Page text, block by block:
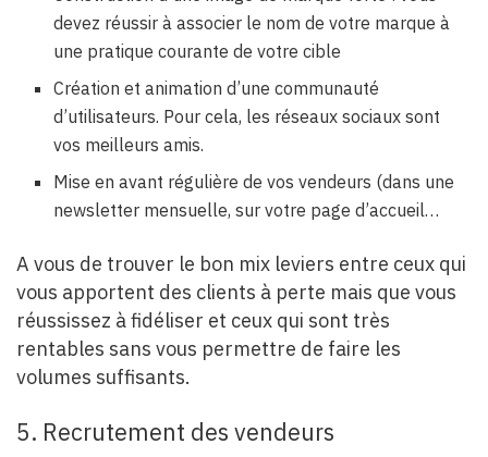
devez réussir à associer le nom de votre marque à
une pratique courante de votre cible
Création et animation d’une communauté
d’utilisateurs. Pour cela, les réseaux sociaux sont
vos meilleurs amis.
Mise en avant régulière de vos vendeurs (dans une
newsletter mensuelle, sur votre page d’accueil…
A vous de trouver le bon mix leviers entre ceux qui
vous apportent des clients à perte mais que vous
réussissez à fidéliser et ceux qui sont très
rentables sans vous permettre de faire les
volumes suffisants.
5. Recrutement des vendeurs